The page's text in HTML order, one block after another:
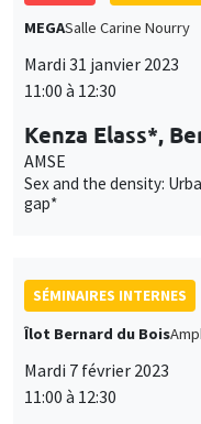
MEGASalle Carine Nourry
Mardi 31 janvier 2023
11:00 à 12:30
Kenza Elass*,
AMSE
Sex and the density:
gap*
SÉMINAIRES INTERNES
Îlot Bernard du Bois
Mardi 7 février 2023
11:00 à 12:30